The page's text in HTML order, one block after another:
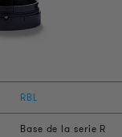
RBL
Base de la serie R